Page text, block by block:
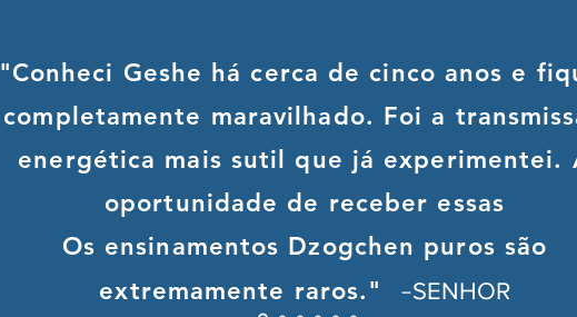
"Conheci Geshe há cerca de cinco anos e
completamente maravilhado. Foi a
energética mais sutil que já experimentei.
oportunidade de receber essas
Os ensinamentos Dzogchen puros são
extremamente raros." -SENHOR